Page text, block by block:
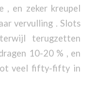
, en zeker kreupel
vervulling . Slots
terugzetten
10-20 % , en
veel fifty-fifty in